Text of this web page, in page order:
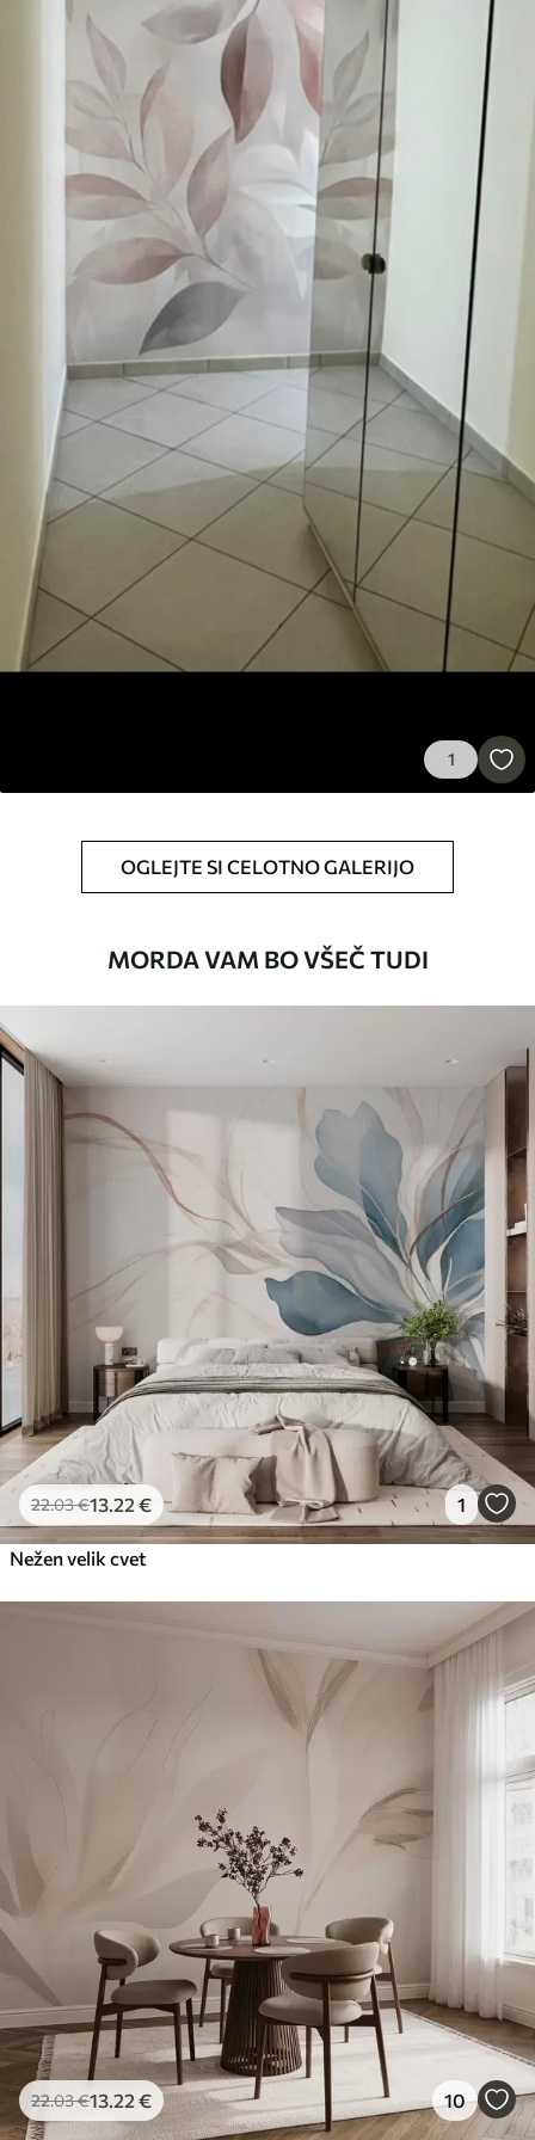
Premium vinil
.00
Peel and Stick
1
OGLEJTE SI CELOTNO GALERIJO
MORDA VAM BO VŠEČ TUDI
22.03€13.22 € 1
Nežen velik cvet
22.03€13.22 € 10